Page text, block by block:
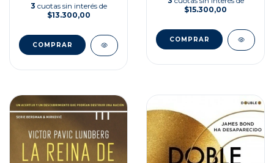
3 cuotas sin interés de
$13.300,00
$15.300,00